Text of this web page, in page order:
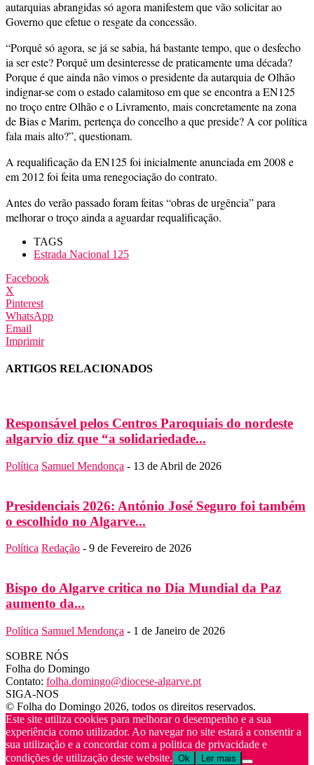
autarquias abrangidas só agora manifestem que vão solicitar ao
Governo que efetue o resgate da concessão.
“Porquê só agora, se já se sabia, há bastante tempo, que o desfecho
ia ser este? Porquê um desinteresse de praticamente uma década?
Porque é que ainda não vimos o presidente da autarquia de Olhão
indignar-se com o estado calamitoso em que se encontra a EN125
no troço entre Olhão e o Livramento, mais concretamente na zona
de Bias e Marim, pertença do concelho a que preside? A cor política
fala mais alto?”, questionam.
A requalificação da EN125 foi inicialmente anunciada em 2008 e
em 2012 foi feita uma renegociação do contrato.
Antes do verão passado foram feitas “obras de urgência” para
melhorar o troço ainda a aguardar requalificação.
TAGS
Estrada Nacional 125
Facebook
X
Pinterest
WhatsApp
Email
Imprimir
ARTIGOS RELACIONADOS
Responsável pelos Centros Paroquiais do nordeste
algarvio diz que “a solidariedade...
Política Samuel Mendonça - 13 de Abril de 2026
Presidenciais 2026: António José Seguro foi também
o escolhido no Algarve...
Política Redação - 9 de Fevereiro de 2026
Bispo do Algarve critica no Dia Mundial da Paz
aumento da...
Política Samuel Mendonça - 1 de Janeiro de 2026
SOBRE NÓS
Folha do Domingo
Contato: folha.domingo@diocese-algarve.pt
SIGA-NOS
© Folha do Domingo 2026, todos os direitos reservados.
Este site utiliza cookies para melhorar o desempenho e a sua
experiência como utilizador. Ao navegar no site estará a consentir a
sua utilização e a concordar com a politica de privacidade e
condições de utilização deste website. Ok Ler mais